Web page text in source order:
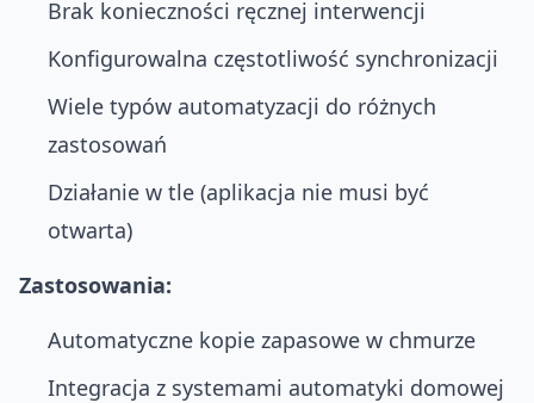
Brak konieczności ręcznej interwencji
Konfigurowalna częstotliwość synchronizacji
Wiele typów automatyzacji do różnych
zastosowań
Działanie w tle (aplikacja nie musi być
otwarta)
Zastosowania:
Automatyczne kopie zapasowe w chmurze
Integracja z systemami automatyki domowej